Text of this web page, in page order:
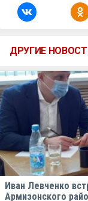
ДРУГИЕ
Иван Левченко
Армизонского